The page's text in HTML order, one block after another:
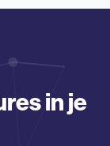
in je